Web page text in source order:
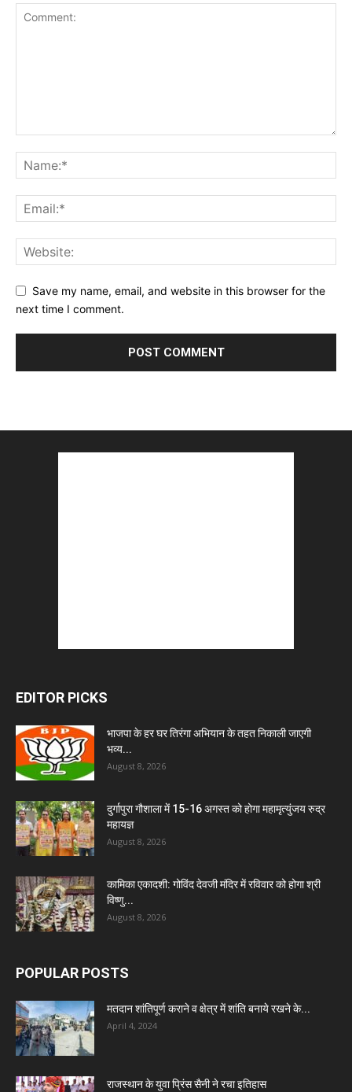
Save my name, email, and website in this browser for the
next time I comment.
EDITOR PICKS
भाजपा के हर घर तिरंगा अभियान के तहत निकाली जाएगी
भव्य...
August 8, 2026
दुर्गापुरा गौशाला में 15-16 अगस्त को होगा महामृत्युंजय रुद्र
महायज्ञ
August 8, 2026
कामिका एकादशी: गोविंद देवजी मंदिर में रविवार को होगा श्री
विष्णु...
August 8, 2026
POPULAR POSTS
मतदान शांतिपूर्ण कराने व क्षेत्र में शांति बनाये रखने के...
April 4, 2024
राजस्थान के युवा प्रिंस सैनी ने रचा इतिहास